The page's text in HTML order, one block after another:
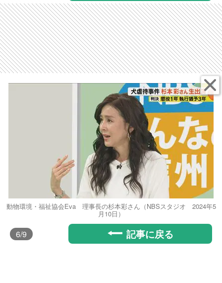
動物環境・福祉協会Eva 理事長の杉本彩さん（NBSスタジオ 2024年5
月10日）
6/9 記事に戻る